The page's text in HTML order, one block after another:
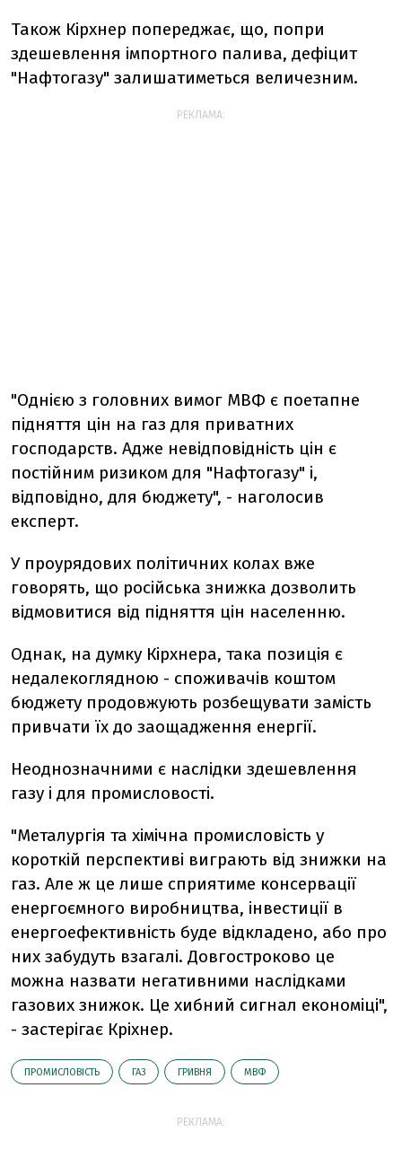
Також Кірхнер попереджає, що, попри
здешевлення імпортного палива, дефіцит
"Нафтогазу" залишатиметься величезним.
РЕКЛАМА:
"Однією з головних вимог МВФ є поетапне
підняття цін на газ для приватних
господарств. Адже невідповідність цін є
постійним ризиком для "Нафтогазу" і,
відповідно, для бюджету", - наголосив
експерт.
У проурядових політичних колах вже
говорять, що російська знижка дозволить
відмовитися від підняття цін населенню.
Однак, на думку Кірхнера, така позиція є
недалекоглядною - споживачів коштом
бюджету продовжують розбещувати замість
привчати їх до заощадження енергії.
Неоднозначними є наслідки здешевлення
газу і для промисловості.
"Металургія та хімічна промисловість у
короткій перспективі виграють від знижки на
газ. Але ж це лише сприятиме консервації
енергоємного виробництва, інвестиції в
енергоефективність буде відкладено, або про
них забудуть взагалі. Довгостроково це
можна назвати негативними наслідками
газових знижок. Це хибний сигнал економіці",
- застерігає Кріхнер.
ПРОМИСЛОВІСТЬ ГАЗ ГРИВНЯ МВФ
РЕКЛАМА: